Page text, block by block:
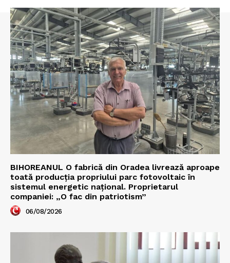
BIHOREANUL O fabrică din Oradea livrează aproape
toată producția propriului parc fotovoltaic în
sistemul energetic național. Proprietarul
companiei: „O fac din patriotism”
06/08/2026